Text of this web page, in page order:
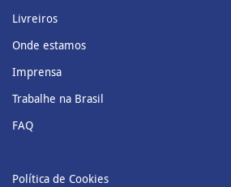
Livreiros
Onde estamos
Imprensa
Trabalhe na Brasil
FAQ
Política de Cookies